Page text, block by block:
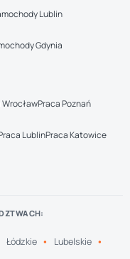
Lublin
Gdynia
WrocławPraca Poznań
LublinPraca Katowice
Łódzkie Lubelskie